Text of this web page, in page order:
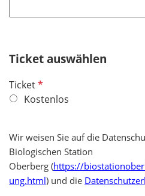
d t
l
Ticket auswählen
TicketP
f
c
h
t
f
Kostenlos
Wir weisen Sie auf die
Biologischen Station
Oberberg (https://
ung.html) und die